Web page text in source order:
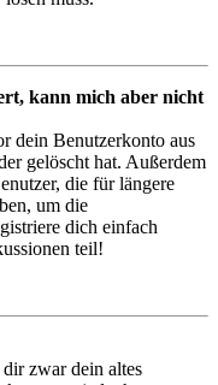
kann mich aber nicht
dein Benutzerkonto aus
gelöscht hat. Außerdem
die für längere
um die
dich einfach
teil!
zwar dein altes